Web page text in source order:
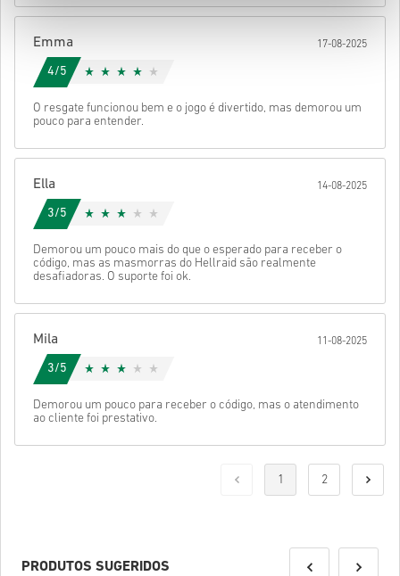
aceder ao teu código.
Emma 17-08-2025
4/5
O resgate funcionou bem e o jogo é divertido, mas demorou um
pouco para entender.
Ella 14-08-2025
3/5
Demorou um pouco mais do que o esperado para receber o
código, mas as masmorras do Hellraid são realmente
desafiadoras. O suporte foi ok.
Mila 11-08-2025
3/5
Demorou um pouco para receber o código, mas o atendimento
ao cliente foi prestativo.
1 2
PRODUTOS SUGERIDOS